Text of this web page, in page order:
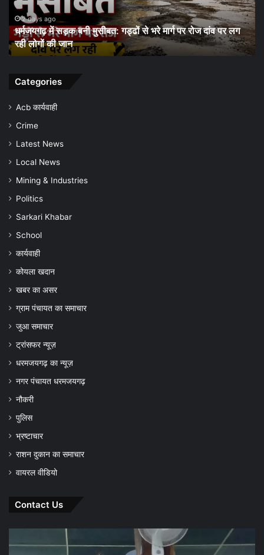
शुरू
किया
जन-
जागरूकता
समय
जांच
बचाव
की
3 days ago
धरमजयगढ़ में मलेरिया अलर्ट: स्वास्थ्य विभाग ने शुरू किया जन-
जागरूकता अभियान, समय पर जांच और बचाव की अपील
पूरे
की
Categories
Acb कार्यवाही
Crime
Latest News
Local News
Mining & Industries
Politics
Sarkari Khabar
School
कार्यवाही
कोयला खदान
खबर का असर
ग्राम पंचायत का समाचार
जुआ समाचार
ट्रांसफर न्यूज़
धरमजयगढ़ का न्यूज़
नगर पंचायत धरमजयगढ़
नौकरी
पुलिस
भ्रष्टाचार
राशन दुकान का समाचार
वायरल वीडियो
Contact Us